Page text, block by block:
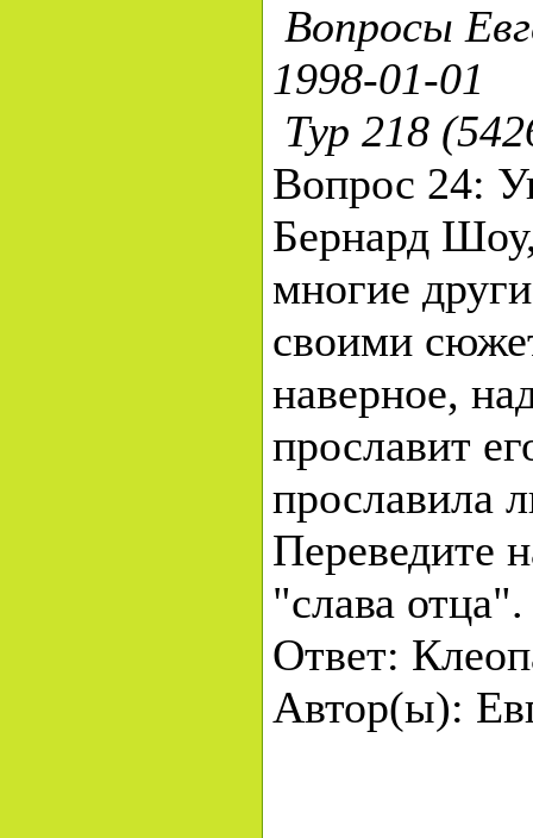
Вопросы
1998-01-01
Тур 218
Вопрос 24:
Бернард
многие
своими
наверное,
прославит
прославила
Переведите
"слава отца".
Ответ:
Автор(ы):